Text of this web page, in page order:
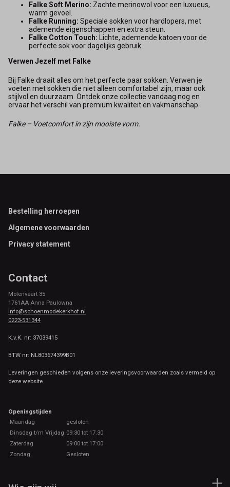
Falke Soft Merino: Zachte merinowol voor een luxueus,
warm gevoel.
Falke Running: Speciale sokken voor hardlopers, met
ademende eigenschappen en extra steun.
Falke Cotton Touch: Lichte, ademende katoen voor de
perfecte sok voor dagelijks gebruik.
Verwen Jezelf met Falke
Bij Falke draait alles om het perfecte paar sokken. Verwen je
voeten met sokken die niet alleen comfortabel zijn, maar ook
stijlvol en duurzaam. Ontdek onze collectie vandaag nog en
ervaar het verschil van premium kwaliteit en vakmanschap.
Falke – Voetcomfort in zijn mooiste vorm.
Footer
Bestelling herroepen
Algemene voorwaarden
Privacy statement
Contact
Molenvaart 35
1761AA Anna Paulowna
info@schoenmodekerkhof.nl
0223-531344
K.v.K. nr: 37039415
BTW nr: NL803674399B01
Leveringen geschieden volgens onze leveringsvoorwaarden zoals vermeld op
deze website.
Openingstijden
Maandag
gesloten
Dinsdag t/m Vrijdag 09:30 tot 17.30
Zaterdag
09:00 tot 17:00
Zondag
Gesloten